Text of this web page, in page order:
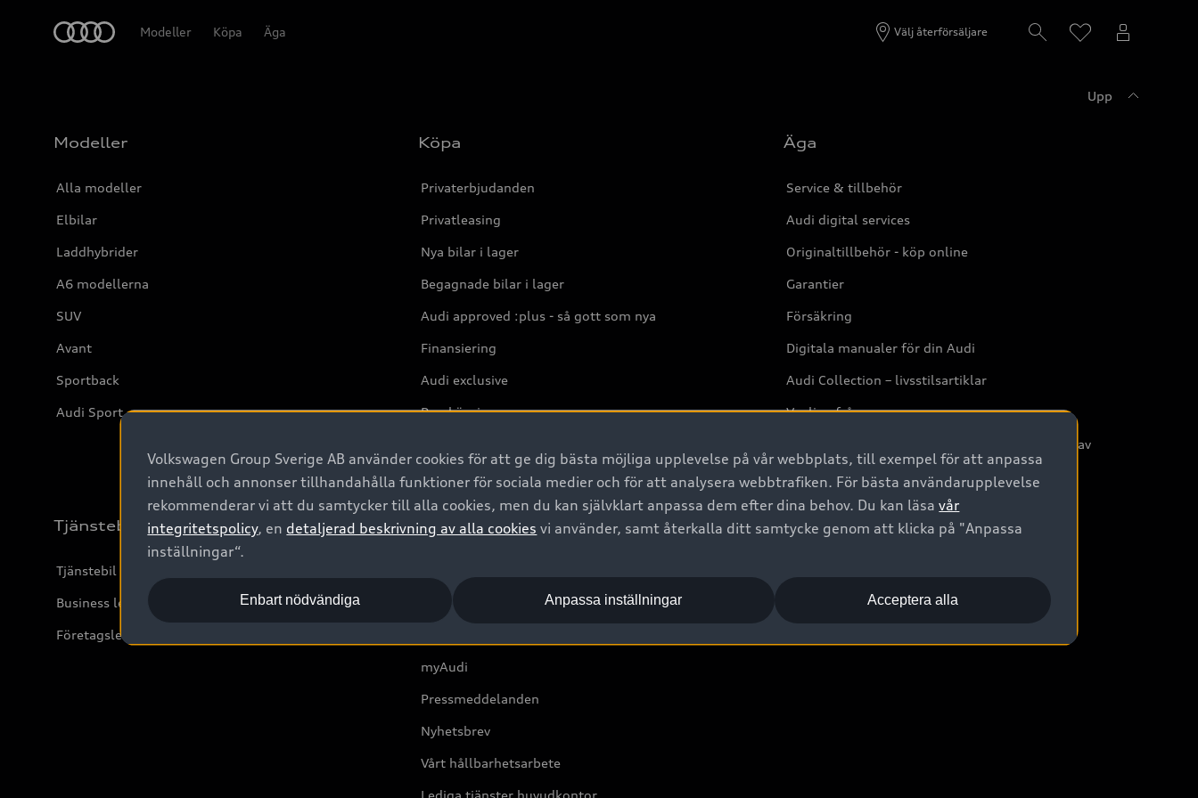
Modeller Köpa Äga Välj återförsäljare
Upp
Modeller
Alla modeller
Elbilar
Laddhybrider
A6 modellerna
SUV
Avant
Sportback
Audi Sport
Köpa
Privaterbjudanden
Privatleasing
Nya bilar i lager
Begagnade bilar i lager
Audi approved :plus - så gott som nya
Finansiering
Audi exclusive
Provkörning
Äga
Service & tillbehör
Audi digital services
Originaltillbehör - köp online
Garantier
Försäkring
Digitala manualer för din Audi
Audi Collection – livsstilsartiklar
Vanliga frågor
2G/3G nätet stängs ned - Hur påverkas min bil av
detta?
Tjänstebil
Tjänstebil
Business lease online
Företagsleasing
Om Audi Sverige
Boka Service online
myAudi
Pressmeddelanden
Nyhetsbrev
Vårt hållbarhetsarbete
Lediga tjänster huvudkontor
Volkswagen Group Sverige AB använder cookies för att ge dig bästa möjliga upplevelse på vår webbplats, till exempel för att anpassa
innehåll och annonser tillhandahålla funktioner för sociala medier och för att analysera webbtrafiken. För bästa användarupplevelse
rekommenderar vi att du samtycker till alla cookies, men du kan självklart anpassa dem efter dina behov. Du kan läsavår
integritetspolicy, en detaljerad beskrivning av alla cookies vi använder, samt återkalla ditt samtycke genom att klicka på "Anpassa
inställningar“.
Acceptera alla
Enbart nödvändiga Anpassa inställningar